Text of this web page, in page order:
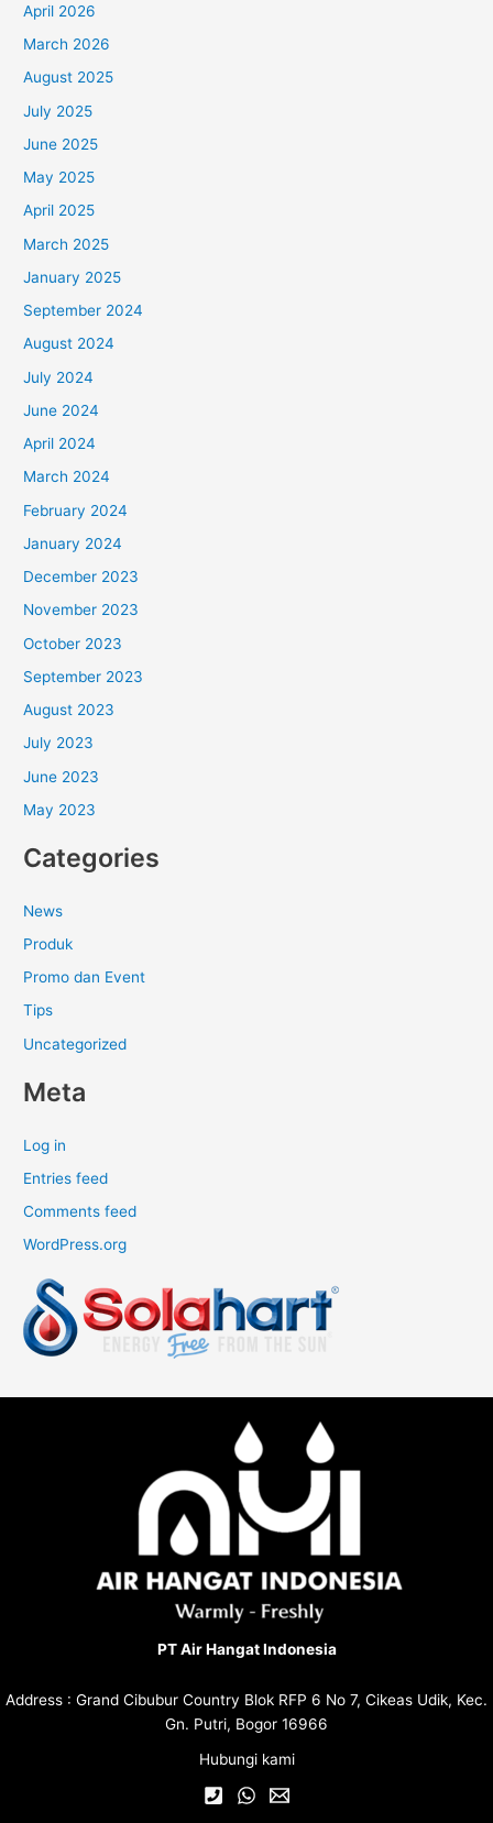
April 2026
March 2026
August 2025
July 2025
June 2025
May 2025
April 2025
March 2025
January 2025
September 2024
August 2024
July 2024
June 2024
April 2024
March 2024
February 2024
January 2024
December 2023
November 2023
October 2023
September 2023
August 2023
July 2023
June 2023
May 2023
Categories
News
Produk
Promo dan Event
Tips
Uncategorized
Meta
Log in
Entries feed
Comments feed
WordPress.org
PT Air Hangat Indonesia
Address : Grand Cibubur Country Blok RFP 6 No 7, Cikeas Udik, Kec.
Gn. Putri, Bogor 16966
Hubungi kami